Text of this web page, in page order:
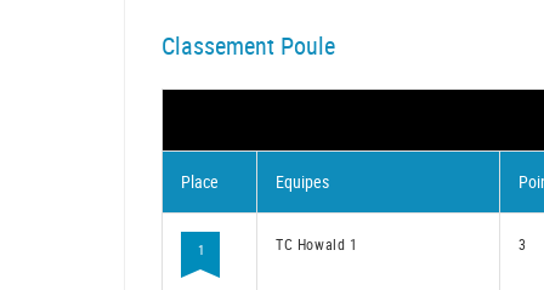
Classement Poule
Place Equipes
1 TC Howald 1 3